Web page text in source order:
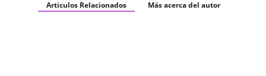
Articulos Relacionados Más acerca del autor